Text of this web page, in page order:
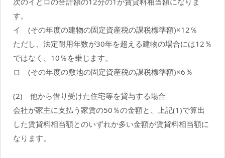
す。
イ (その年度の建物の固定資産税の課税標準額)×12％
ただし、法定耐用年数が30年を超える建物の場合には12％
ではなく、10％を乗じます。
ロ (その年度の敷地の固定資産税の課税標準額)×6％
(2) 他から借り受けた住宅等を貸与する場合
会社が家主に支払う家賃の50％の金額と、上記(1)で算出
した賃貸料相当額とのいずれか多い金額が賃貸料相当額に
なります。